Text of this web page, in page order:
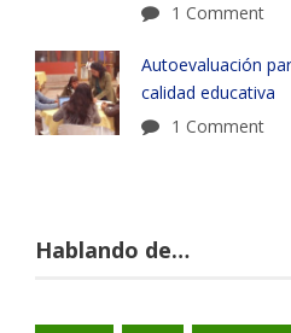
1 Comment
Autoevaluación
calidad educativa
1 Comment
Hablando de…